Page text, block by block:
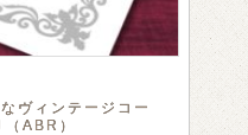
ヴィンテージコー
ABR）